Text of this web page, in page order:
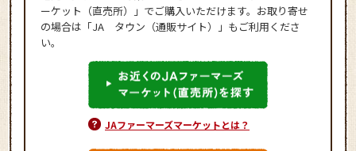
ーケット（直売所）」でご購入いただけます。お取り寄せ
の場合は「JA タウン（通販サイト）」もご利用くださ
い。
JAファーマーズマーケットとは？